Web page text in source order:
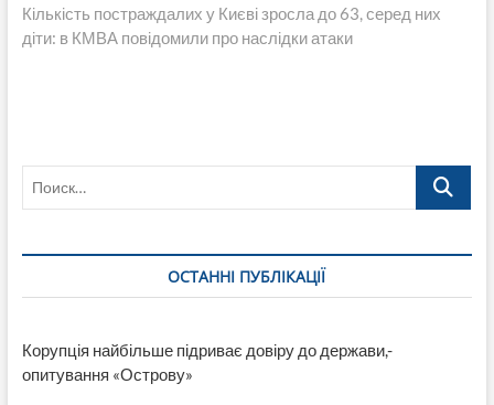
запись:
Кількість постраждалих у Києві зросла до 63, серед них
діти: в КМВА повідомили про наслідки атаки
Поиск…
ОСТАННІ ПУБЛІКАЦІЇ
Корупція найбільше підриває довіру до держави,-
опитування «Острову»